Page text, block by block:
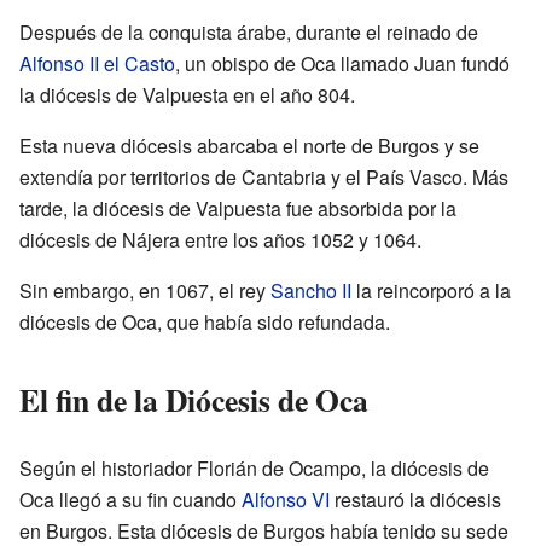
Después de la conquista árabe, durante el reinado de
Alfonso II el Casto, un obispo de Oca llamado Juan fundó
la diócesis de Valpuesta en el año 804.
Esta nueva diócesis abarcaba el norte de Burgos y se
extendía por territorios de Cantabria y el País Vasco. Más
tarde, la diócesis de Valpuesta fue absorbida por la
diócesis de Nájera entre los años 1052 y 1064.
Sin embargo, en 1067, el reySancho II la reincorporó a la
diócesis de Oca, que había sido refundada.
El fin de la Diócesis de Oca
Según el historiador Florián de Ocampo, la diócesis de
Oca llegó a su fin cuandoAlfonso VI restauró la diócesis
en Burgos. Esta diócesis de Burgos había tenido su sede